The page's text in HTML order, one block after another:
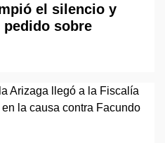
el silencio y
sobre